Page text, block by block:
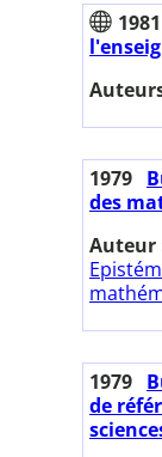
1981
1979
des
Auteur
1979
de